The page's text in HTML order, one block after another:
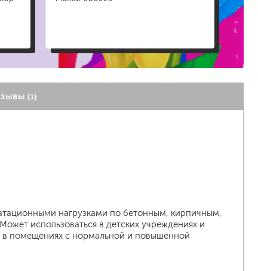
(1)
нагрузками по бетонным, кирпичным,
использоваться в детских учреждениях и
в помещениях с нормальной и повышенной